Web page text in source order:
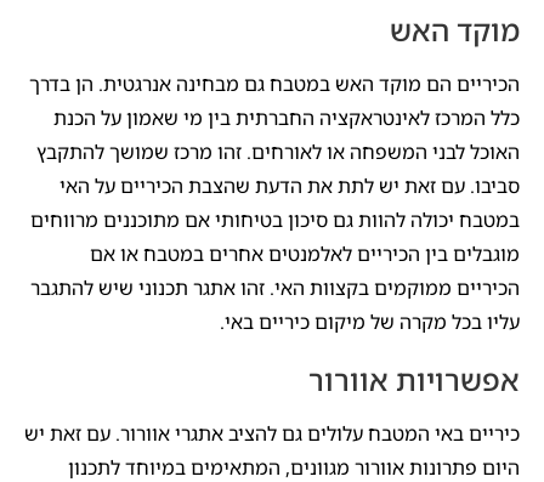
מוקד האש
הכיריים הם מוקד האש במטבח גם מבחינה אנרגטית. הן בדרך
כלל המרכז לאינטראקציה החברתית בין מי שאמון על הכנת
האוכל לבני המשפחה או לאורחים. זהו מרכז שמושך להתקבץ
סביבו. עם זאת יש לתת את הדעת שהצבת הכיריים על האי
במטבח יכולה להוות גם סיכון בטיחותי אם מתוכננים מרווחים
מוגבלים בין הכיריים לאלמנטים אחרים במטבח או אם
הכיריים ממוקמים בקצוות האי. זהו אתגר תכנוני שיש להתגבר
עליו בכל מקרה של מיקום כיריים באי.
אפשרויות אוורור
כיריים באי המטבח עלולים גם להציב אתגרי אוורור. עם זאת יש
היום פתרונות אוורור מגוונים, המתאימים במיוחד לתכנון